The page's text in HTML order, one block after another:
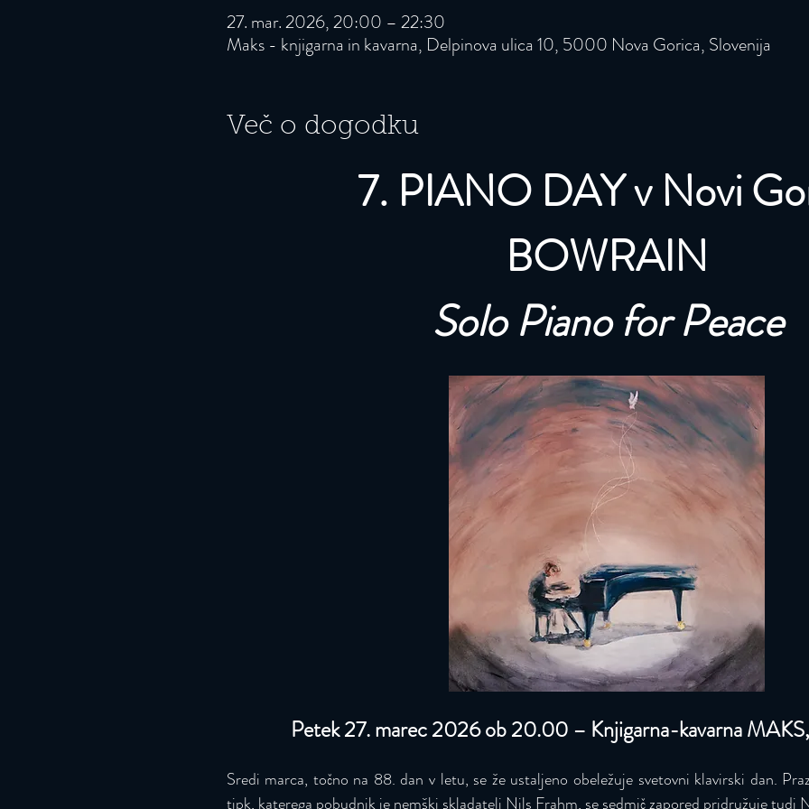
27. mar. 2026, 20:00 – 22:30
Maks - knjigarna in kavarna, Delpinova ulica 10, 5000 Nova Gorica, Slovenija
Več o dogodku
7. PIANO DAY v Novi
BOWRAIN
Solo Piano for Peace
Petek 27. marec 2026 ob 20.00 – Knjigarna-kavarna
Sredi marca, točno na 88. dan v letu, se že ustaljeno obeležuje svetovni klavirski dan.
tipk, katerega pobudnik je nemški skladatelj Nils Frahm, se sedmič zapored pridružuje tudi